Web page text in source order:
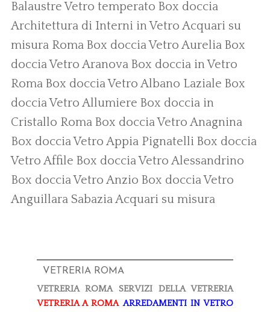
Balaustre Vetro temperato Box doccia
Architettura di Interni in Vetro Acquari su
misura Roma Box doccia Vetro Aurelia Box
doccia Vetro Aranova Box doccia in Vetro
Roma Box doccia Vetro Albano Laziale Box
doccia Vetro Allumiere Box doccia in
Cristallo Roma Box doccia Vetro Anagnina
Box doccia Vetro Appia Pignatelli Box doccia
Vetro Affile Box doccia Vetro Alessandrino
Box doccia Vetro Anzio Box doccia Vetro
Anguillara SabaziaAcquari su misura
VETRERIA ROMA
VETRERIA ROMA SERVIZI DELLA VETRERIA
VETRERIA A ROMA ARREDAMENTI IN VETRO